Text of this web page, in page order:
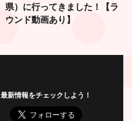
県）に行ってきました！【ラ
ウンド動画あり】
最新情報をチェックしよう！